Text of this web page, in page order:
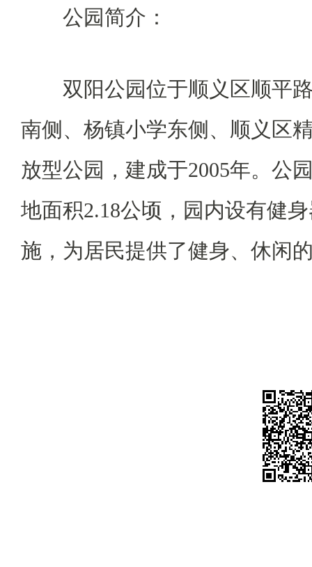
公园简介：
双阳公园位于顺义区顺平路
南侧、杨镇小学东侧、顺义区
放型公园，建成于2005年。公
地面积2.18公顷，园内设有健
施，为居民提供了健身、休闲